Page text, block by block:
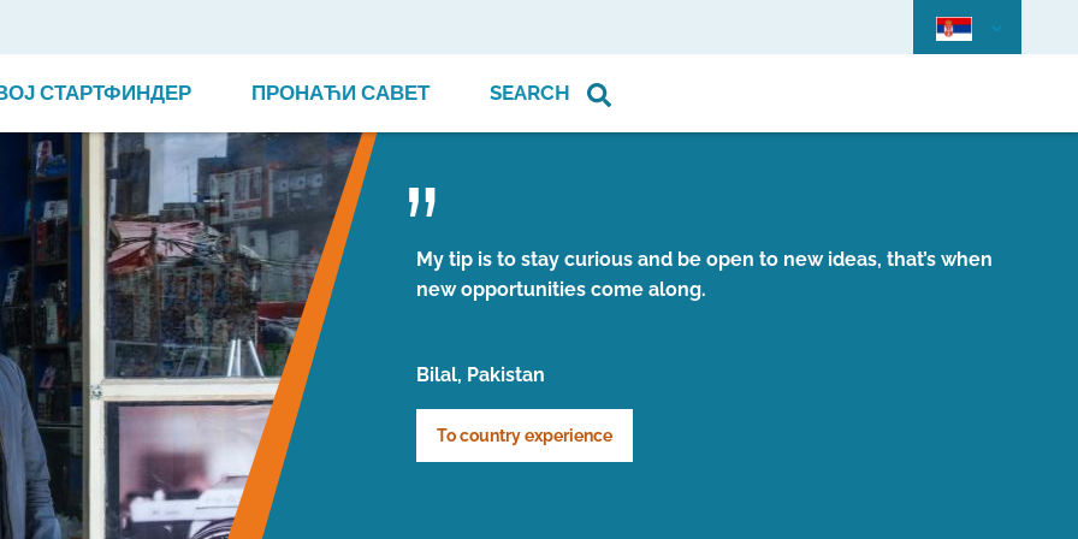
СТАРТФИНДЕР ПРОНАЋИ САВЕТ SEARCH
My tip is to stay curious and be open to new ideas, that’s when
new opportunities come along.
Bilal, Pakistan
To country experience